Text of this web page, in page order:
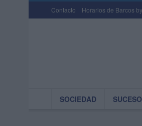
Contacto Horarios de Barcos
SOCIEDAD